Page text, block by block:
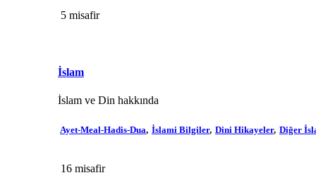
5 misafir
İslam
İslam ve Din hakkında
Ayet-Meal-Hadis-Dua İslami Bilgiler Dini Hikayeler Diğer
16 misafir